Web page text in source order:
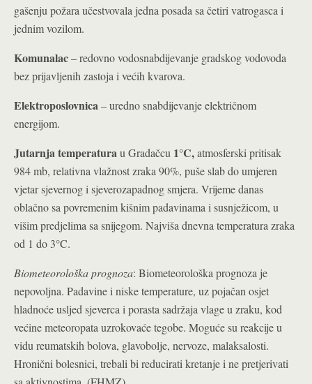
gašenju požara učestvovala jedna posada sa četiri vatrogasca i
jednim vozilom.
Komunalac– redovno vodosnabdijevanje gradskog vodovoda
bez prijavljenih zastoja i većih kvarova.
Elektroposlovnica– uredno snabdijevanje električnom
energijom.
Jutarnja temperaturau Gradačcu 1°C,atmosferski pritisak
984 mb, relativna vlažnost zraka 90%, puše slab do umjeren
vjetar sjevernog i sjeverozapadnog smjera. Vrijeme danas
oblačno sa povremenim kišnim padavinama i susnježicom, u
višim predjelima sa snijegom. Najviša dnevna temperatura zraka
od 1 do 3°C.
Biometeorološka prognoza: Biometeorološka prognoza je
nepovoljna. Padavine i niske temperature, uz pojačan osjet
hladnoće usljed sjeverca i porasta sadržaja vlage u zraku, kod
većine meteoropata uzrokovaće tegobe. Moguće su reakcije u
vidu reumatskih bolova, glavobolje, nervoze, malaksalosti.
Hronični bolesnici, trebali bi reducirati kretanje i ne pretjerivati